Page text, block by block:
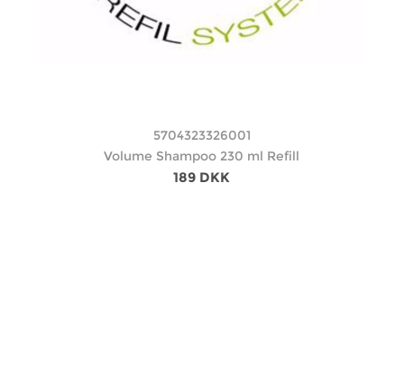
5704323326001
Volume Shampoo 230 ml Refill
189 DKK